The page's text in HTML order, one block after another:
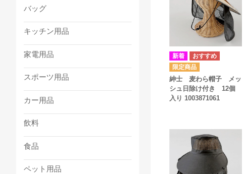
紳士 麦わら帽子 メッ
シュ日除け付き 12個
入り 1003871061
バッグ
キッチン用品
家電用品
スポーツ用品
カー用品
飲料
食品
ペット用品